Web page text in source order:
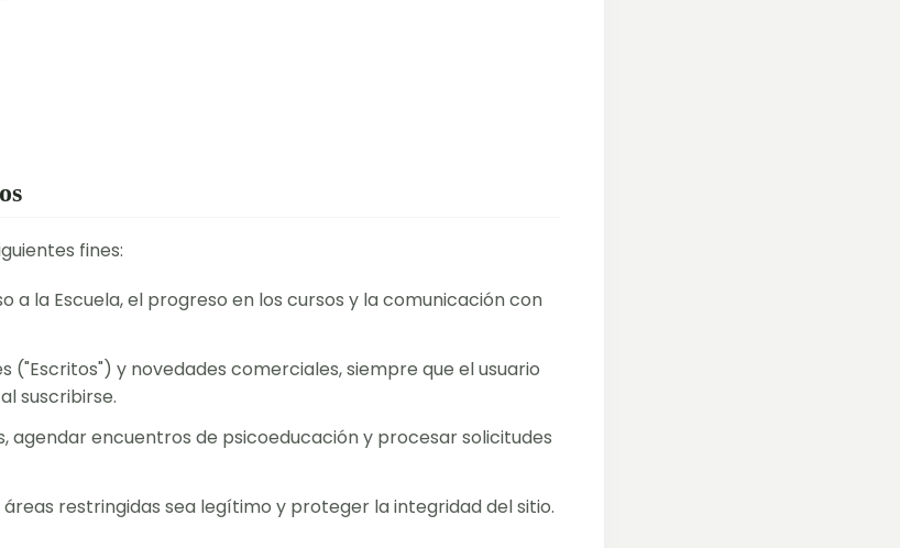
fines:
a la Escuela, el progreso en los cursos y la comunicación con
("Escritos") y novedades comerciales, siempre que el usuario
suscribirse.
agendar encuentros de psicoeducación y procesar solicitudes
restringidas sea legítimo y proteger la integridad del sitio.